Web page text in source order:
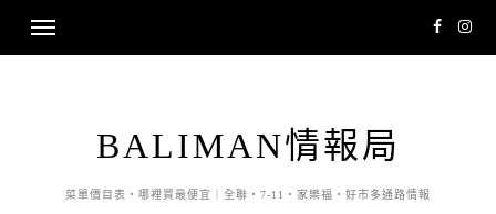
BALIMAN情報局
菜單價目表・哪裡買最便宜｜全聯・7-11・家樂福・好市多通路情報